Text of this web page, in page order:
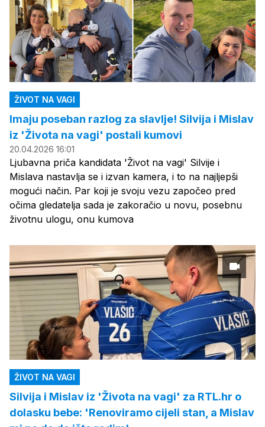
ŽIVOT NA VAGI
Imaju poseban razlog za slavlje! Silvija i Mislav
iz 'Života na vagi' postali kumovi
20.04.2026 16:01
Ljubavna priča kandidata 'Život na vagi' Silvije i
Mislava nastavlja se i izvan kamera, i to na najljepši
mogući način. Par koji je svoju vezu započeo pred
očima gledatelja sada je zakoračio u novu, posebnu
životnu ulogu, onu kumova
ŽIVOT NA VAGI
Silvija i Mislav iz 'Života na vagi' za RTL.hr o
dolasku bebe: 'Renoviramo cijeli stan, a Mislav